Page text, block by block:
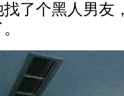
了个黑人男友